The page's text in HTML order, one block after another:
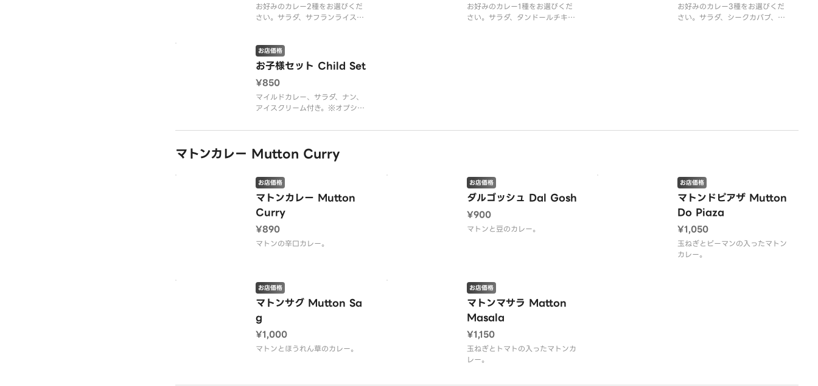
お好みのカレー2種をお選びくだ
さい。サラダ、サフランライス＆
お好みのカレー1種をお選びくだ
さい。サラダ、タンドールチキ
お好みのカレー3種をお選びくだ
さい。サラダ、シークカバブ、マ
お子様セット Child Set
お店価格
¥850
マイルドカレー、サラダ、ナン、
アイスクリーム付き。※オプショ
マトンカレー Mutton Curry
マトンカレー Mutton
Curry
お店価格
¥890
マトンの辛口カレー。
ダルゴッシュ Dal Gosh
お店価格
¥900
マトンと豆のカレー。
マトンドピアザ Mutton
Do Piaza
お店価格
¥1,050
玉ねぎとピーマンの入ったマトン
カレー。
マトンサグ Mutton Sa
g
お店価格
¥1,000
マトンとほうれん草のカレー。
マトンマサラ Matton
Masala
お店価格
¥1,150
玉ねぎとトマトの入ったマトンカ
レー。